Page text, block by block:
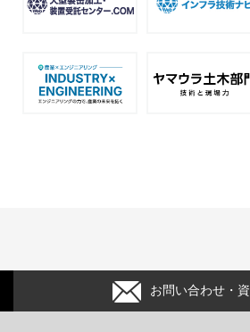
お問い合わせ・